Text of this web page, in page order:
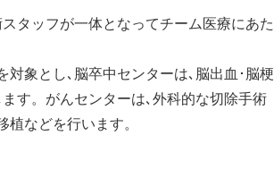
タッフが一体となってチーム医療にあた
象とし､脳卒中センターは､脳出血･脳梗
す。がんセンターは､外科的な切除手術
などを行います。